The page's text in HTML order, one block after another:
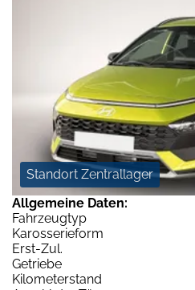
Standort Zentrallager
Allgemeine Daten:
Fahrzeugtyp
Karosserieform
Erst-Zul.
Getriebe
Kilometerstand